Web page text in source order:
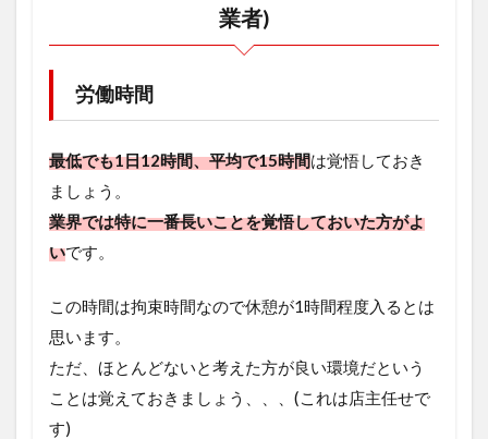
業者)
労働時間
最低でも1日12時間、平均で15時間は覚悟しておき
ましょう。
業界では特に一番長いことを覚悟しておいた方がよ
いです。
この時間は拘束時間なので休憩が1時間程度入るとは
思います。
ただ、ほとんどないと考えた方が良い環境だという
ことは覚えておきましょう、、、(これは店主任せで
す)